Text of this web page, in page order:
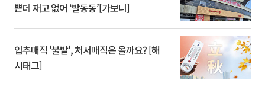
쁜데 재고 없어 ‘발동동’[가보니]
입추매직 '불발', 처서매직은 올까요? [해
시태그]